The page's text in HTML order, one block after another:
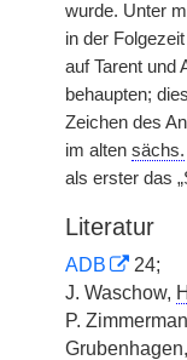
wurde. Unter
in der
auf Tarent und
behaupten;
Zeichen des
im alten sächs.
als erster das
Literatur
ADB
24;
J. Waschow,
P.